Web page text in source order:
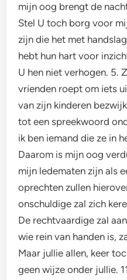
mijn oog brengt de
Stel U toch borg voor
zijn die het met
hebt hun hart voor
U hen niet verhogen. 5.
vrienden roept om iets
van zijn kinderen
tot een spreekwoord
ik ben iemand die ze in
Daarom is mijn oog
mijn ledematen zijn als
oprechten zullen
onschuldige zal zich
De rechtvaardige zal
wie rein van handen is,
Maar jullie allen, keer
geen wijze onder jullie.